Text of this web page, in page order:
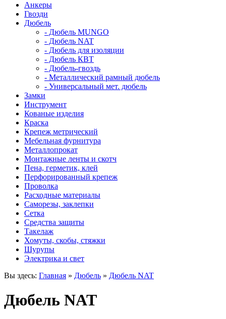
Анкеры
Гвозди
Дюбель
- Дюбель MUNGO
- Дюбель NAT
- Дюбель для изоляции
- Дюбель КВТ
- Дюбель-гвоздь
- Металлический рамный дюбель
- Универсальный мет. дюбель
Замки
Инструмент
Кованые изделия
Краска
Крепеж метрический
Мебельная фурнитура
Металлопрокат
Монтажные ленты и скотч
Пена, герметик, клей
Перфорированный крепеж
Проволка
Расходные материалы
Саморезы, заклепки
Сетка
Средства защиты
Такелаж
Хомуты, скобы, стяжки
Шурупы
Электрика и свет
Вы здесь: Главная » Дюбель » Дюбель NAT
Дюбель NAT